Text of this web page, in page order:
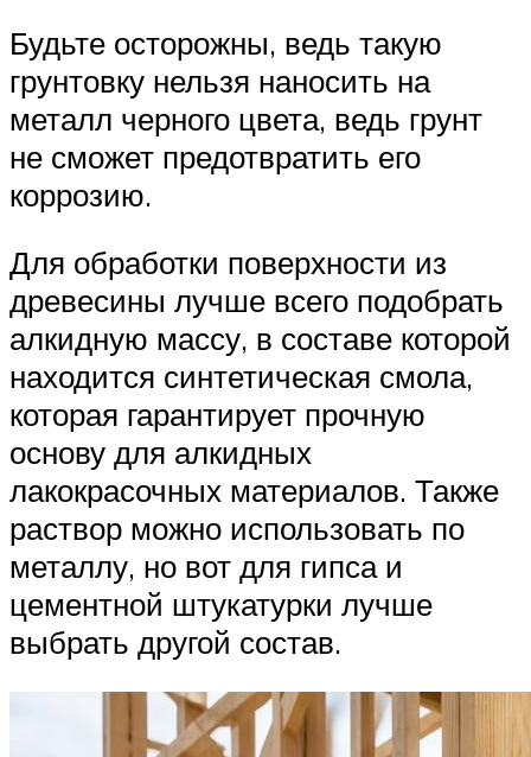
Будьте осторожны, ведь такую
грунтовку нельзя наносить на
металл черного цвета, ведь грунт
не сможет предотвратить его
коррозию.
Для обработки поверхности из
древесины лучше всего подобрать
алкидную массу, в составе которой
находится синтетическая смола,
которая гарантирует прочную
основу для алкидных
лакокрасочных материалов. Также
раствор можно использовать по
металлу, но вот для гипса и
цементной штукатурки лучше
выбрать другой состав.